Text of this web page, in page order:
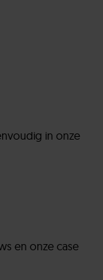
in onze
en onze case